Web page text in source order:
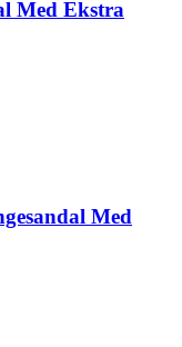
Med Ekstra
Med